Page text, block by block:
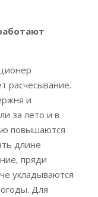
расчесывание.
и
за лето и в
повышаются
длине
пряди
укладываются
Для